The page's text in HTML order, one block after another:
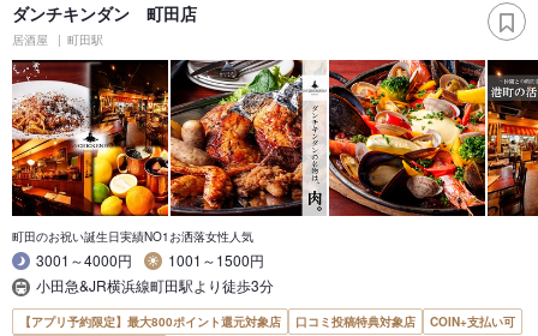
ダンチキンダン 町田店
居酒屋 町田駅
町田のお祝い誕生日実績NO1お洒落女性人気
3001～4000円
1001～1500円
小田急&JR横浜線町田駅より徒歩3分
【アプリ予約限定】最大800ポイント還元対象店 口コミ投稿特典対象店
COIN+支払い可